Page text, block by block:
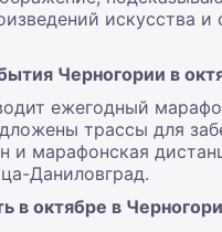
искусства и
Черногории в
ежегодный
трассы для
и марафонская
Даниловград.
в октябре в